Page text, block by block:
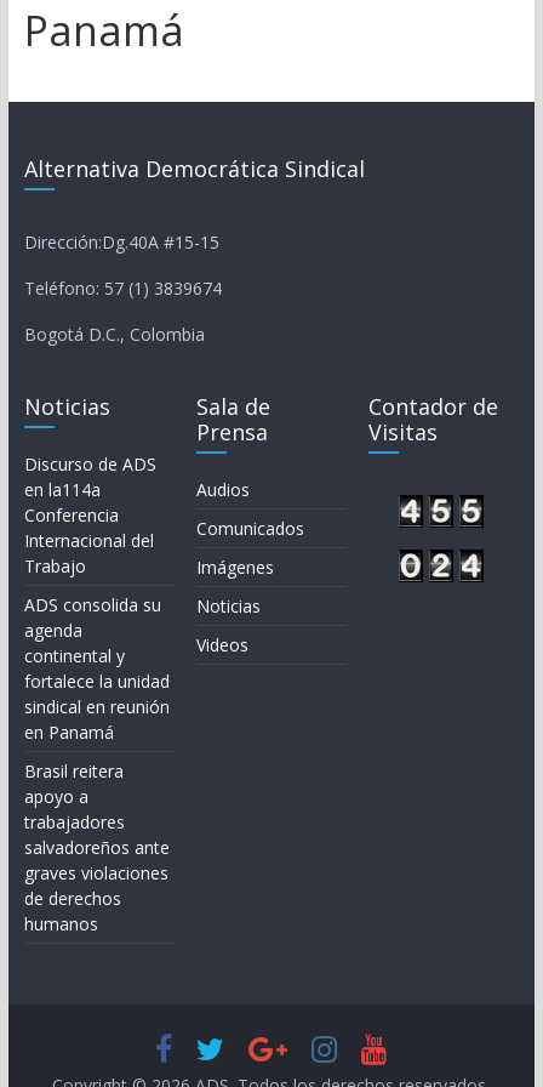
Panamá
Alternativa Democrática Sindical
Dirección:Dg.40A #15-15
Teléfono: 57 (1) 3839674
Bogotá D.C., Colombia
Noticias
Discurso de ADS
en la114a
Conferencia
Internacional del
Trabajo
ADS consolida su
agenda
continental y
fortalece la unidad
sindical en reunión
en Panamá
Brasil reitera
apoyo a
trabajadores
salvadoreños ante
graves violaciones
de derechos
humanos
Sala de
Prensa
Audios
Comunicados
Imágenes
Noticias
Videos
Contador de
Visitas